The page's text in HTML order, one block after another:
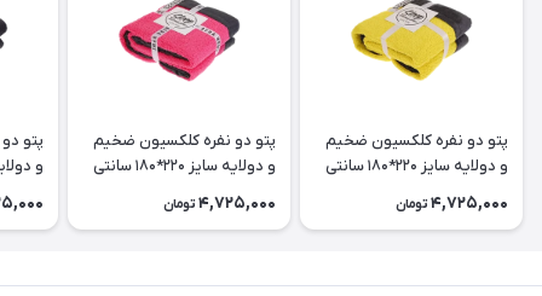
پتو دو نفره کلکسیون ضخیم
و دولایه سایز 220*180 سانتی
متر رنگ زرد
4,725,000 تومان
پتو دو نفره کلکسیون ضخیم
و دولایه سایز 220*180 سانتی
متر رنگ صورتی تیره
4,725,000 تومان
پتو
متر